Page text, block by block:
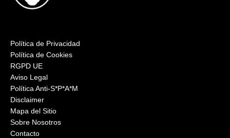
Política de Privacidad
Política de Cookies
RGPD UE
Aviso Legal
Política Anti-S*P*A*M
Disclaimer
Mapa del Sitio
Sobre Nosotros
Contacto